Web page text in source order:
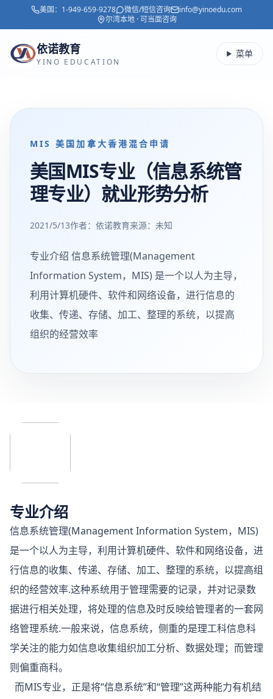
美国： 1-949-659-9278 微信/短信咨询
info@yinoedu.com
尔湾本地 · 可当面咨询
依诺教育
YINO EDUCATION
菜单
MIS 美国加拿大香港混合申请
美国MIS专业（信息系统管
理专业）就业形势分析
2021/5/13作者：依诺教育来源： 未知
专业介绍 信息系统管理(Management
Information System，MIS) 是一个以人为主导，
利用计算机硬件、软件和网络设备，进行信息的
收集、传递、存储、加工、整理的系统，以提高
组织的经营效率
专业介绍
信息系统管理(Management Information System，MIS)
是一个以人为主导，利用计算机硬件、软件和网络设备，进
行信息的收集、传递、存储、加工、整理的系统，以提高组
织的经营效率.这种系统用于管理需要的记录，并对记录数
据进行相关处理，将处理的信息及时反映给管理者的一套网
络管理系统.一般来说，信息系统，侧重的是理工科信息科
学关注的能力如信息收集组织加工分析、数据处理；而管理
则偏重商科。
而MIS专业，正是将“信息系统”和“管理”这两种能力有机结